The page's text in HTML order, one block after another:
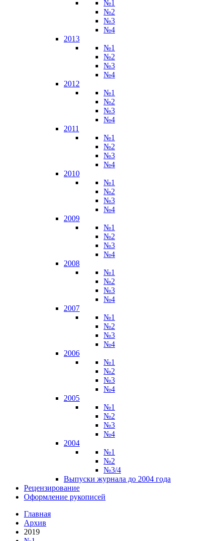
№1
№2
№3
№4
2013
№1
№2
№3
№4
2012
№1
№2
№3
№4
2011
№1
№2
№3
№4
2010
№1
№2
№3
№4
2009
№1
№2
№3
№4
2008
№1
№2
№3
№4
2007
№1
№2
№3
№4
2006
№1
№2
№3
№4
2005
№1
№2
№3
№4
2004
№1
№2
№3/4
Выпуски журнала до 2004 года
Рецензирование
Оформление рукописей
Главная
Архив
2019